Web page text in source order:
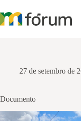
para
o
27 de setembro de
Documento